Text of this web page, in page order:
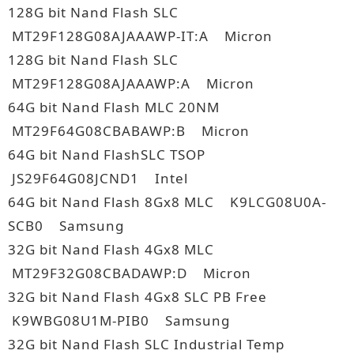
128G bit Nand Flash SLC
MT29F128G08AJAAAWP-IT:A Micron
128G bit Nand Flash SLC
MT29F128G08AJAAAWP:A Micron
64G bit Nand Flash MLC 20NM
MT29F64G08CBABAWP:B Micron
64G bit Nand FlashSLC TSOP
JS29F64G08JCND1 Intel
64G bit Nand Flash 8Gx8 MLC K9LCG08U0A-
SCB0 Samsung
32G bit Nand Flash 4Gx8 MLC
MT29F32G08CBADAWP:D Micron
32G bit Nand Flash 4Gx8 SLC PB Free
K9WBG08U1M-PIB0 Samsung
32G bit Nand Flash SLC Industrial Temp